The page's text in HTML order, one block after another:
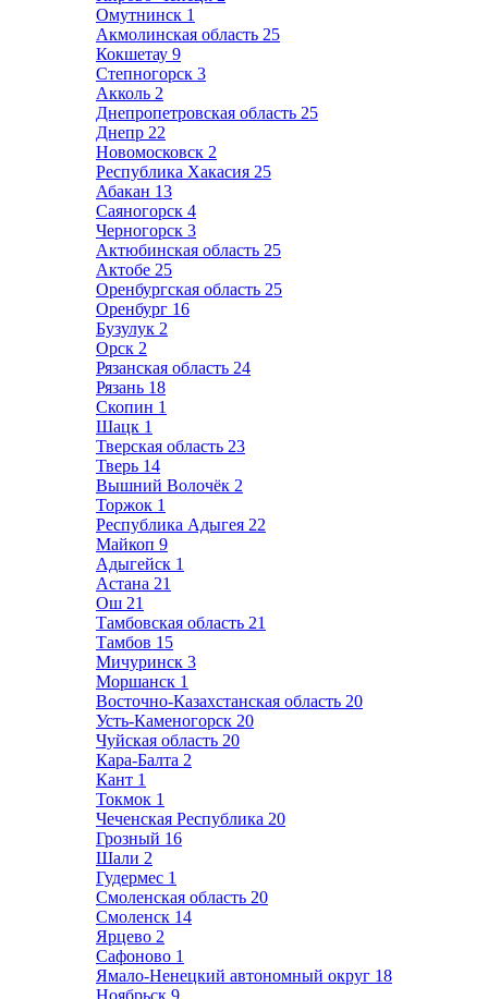
Омутнинск 1
Акмолинская область 25
Кокшетау 9
Степногорск 3
Акколь 2
Днепропетровская область 25
Днепр 22
Новомосковск 2
Республика Хакасия 25
Абакан 13
Саяногорск 4
Черногорск 3
Актюбинская область 25
Актобе 25
Оренбургская область 25
Оренбург 16
Бузулук 2
Орск 2
Рязанская область 24
Рязань 18
Скопин 1
Шацк 1
Тверская область 23
Тверь 14
Вышний Волочёк 2
Торжок 1
Республика Адыгея 22
Майкоп 9
Адыгейск 1
Астана 21
Ош 21
Тамбовская область 21
Тамбов 15
Мичуринск 3
Моршанск 1
Восточно-Казахстанская область 20
Усть-Каменогорск 20
Чуйская область 20
Кара-Балта 2
Кант 1
Токмок 1
Чеченская Республика 20
Грозный 16
Шали 2
Гудермес 1
Смоленская область 20
Смоленск 14
Ярцево 2
Сафоново 1
Ямало-Ненецкий автономный округ 18
Ноябрьск 9